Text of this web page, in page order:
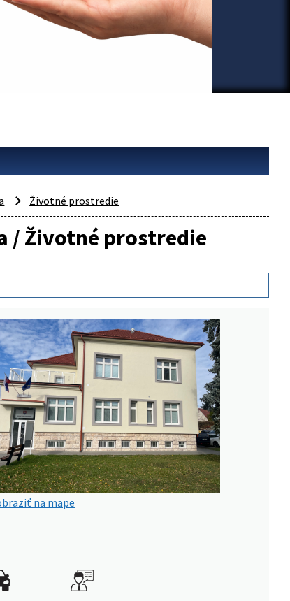
Životné prostredie
/ Životné prostredie
na mape